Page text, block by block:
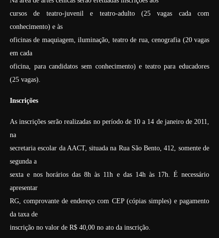
cursos de teatro-juvenil e teatro-adulto (25 vagas cada com
conhecimento) e às
oficinas de maquiagem, iluminação, teatro de rua, cenografia (20 vagas
em cada
oficina, para candidatos sem conhecimento) e teatro para educadores
(25 vagas).
Inscrições
As inscrições serão realizadas no período de 10 a 14 de janeiro de 2011,
na
secretaria escolar da AACT, situada na Rua São Bento, 412, somente de
segunda a
sexta e nos horários das 8h às 11h e das 14h às 17h. É necessário
apresentar
RG, comprovante de endereço com CEP (cópias simples) e pagamento
da taxa de
inscrição no valor de R$ 40,00 no ato da inscrição.